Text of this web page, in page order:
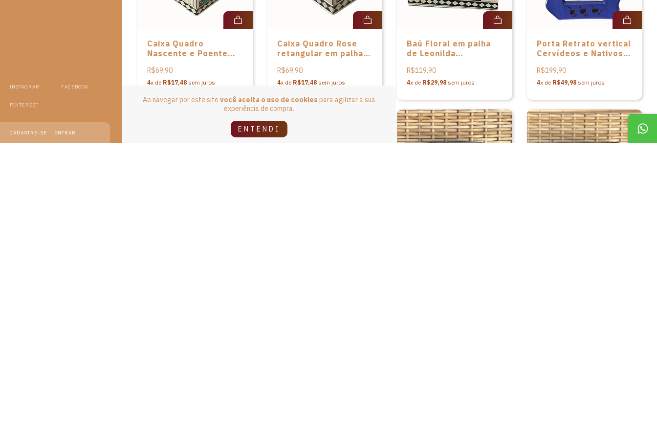
INSTAGRAM FACEBOOK
PINTEREST
CADASTRE-SE ENTRAR
Ao navegar por este site você aceita o uso de cookies para agilizar a sua
experiência de compra.
ENTENDI
Caixa Quadro
Nascente e Poente
Stoikovitch
R$69,90
4x de R$17,48 sem juros
Caixa Quadro Rose
retangular em palha
Stoikovitch
R$69,90
4x de R$17,48sem juros
Baú Floral em palha
de Leonilda
R$119,90
4x de R$29,98 sem juros
Porta Retrato vertical
Cervídeos e Nativos
do Grupo Cerâmica
Artesanal Serra da
R$199,90
4x de R$49,98sem juros